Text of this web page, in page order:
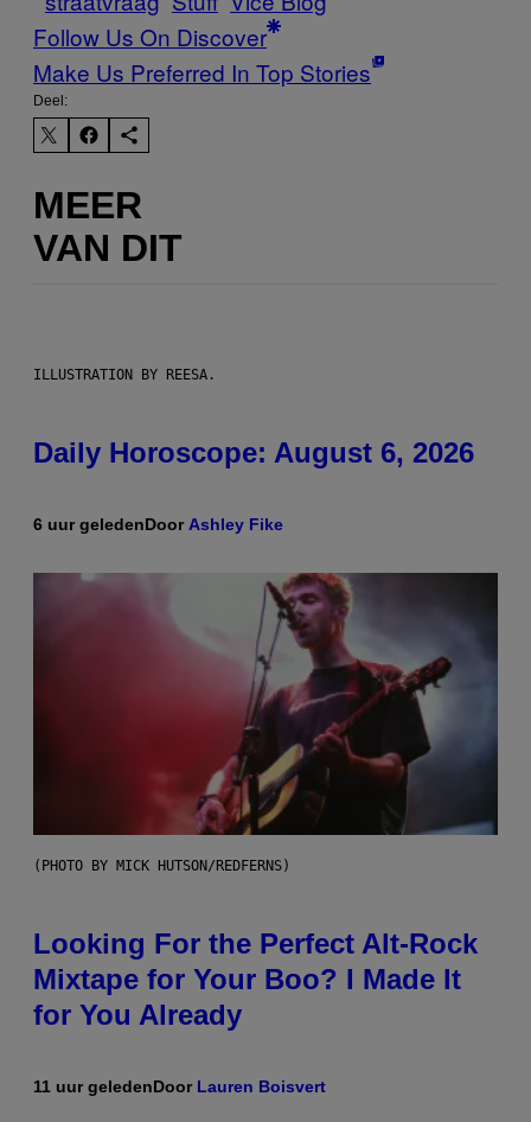
Follow Us On Discover
Make Us Preferred In Top Stories
Deel:
MEER
VAN DIT
ILLUSTRATION BY REESA.
Daily Horoscope: August 6, 2026
6 uur geledenDoor Ashley Fike
(PHOTO BY MICK HUTSON/REDFERNS)
Looking For the Perfect Alt-Rock
Mixtape for Your Boo? I Made It
for You Already
11 uur geledenDoor Lauren Boisvert